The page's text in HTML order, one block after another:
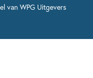
van WPG Uitgevers